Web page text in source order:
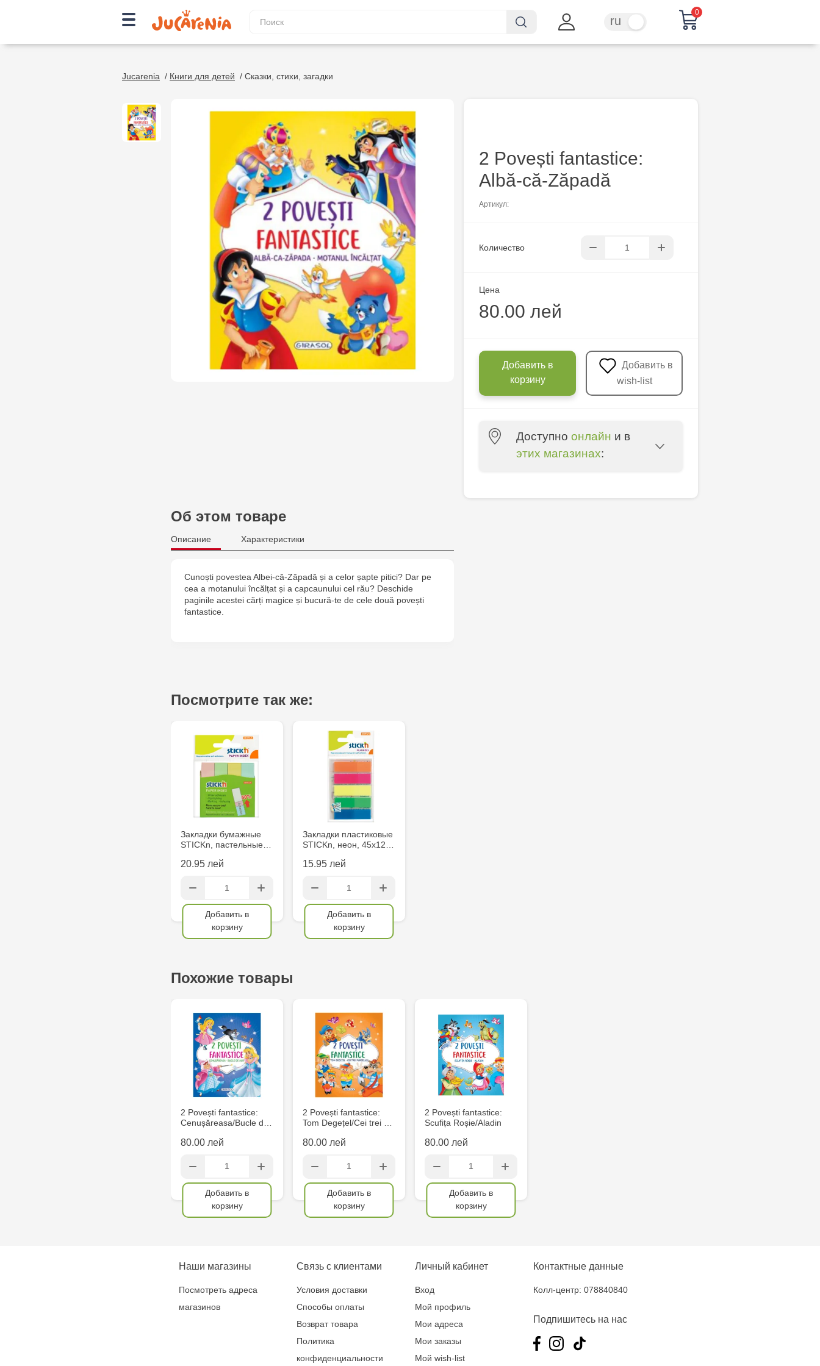
ru
0
Jucarenia / Книги для детей / Сказки, стихи, загадки
2 Povești fantastice:
Albă-că-Zăpadă
Артикул:
Количество
Цена
80.00 лей
Добавить в
корзину
wish-list
Доступно онлайн и в
этих магазинах:
Socoleni, 7
Об этом товаре
Описание Характеристики
Cunoști povestea Albei-că-Zăpadă și a celor șapte pitici? Dar pe
cea a motanului încălțat și a capcaunului cel rău? Deschide
paginile acestei cărți magice și bucură-te de cele două povești
fantastice.
Посмотрите так же:
Закладки бумажные
STICKn, пастельные…
20.95 лей
Добавить в
корзину
Закладки пластиковые
STICKn, неон, 45х12…
15.95 лей
Добавить в
корзину
Похожие товары
2 Povești fantastice:
Cenușăreasa/Bucle d…
80.00 лей
Добавить в
корзину
2 Povești fantastice:
Tom Degețel/Cei trei …
80.00 лей
Добавить в
корзину
2 Povești fantastice:
Scufița Roșie/Aladin
80.00 лей
Добавить в
корзину
Наши магазины
Посмотреть адреса
магазинов
Связь с клиентами
Условия доставки
Способы оплаты
Возврат товара
Политика
конфиденциальности
Личный кабинет
Вход
Мой профиль
Мои адреса
Мои заказы
Мой wish-list
Контактные данные
Колл-центр: 078840840
Подпишитесь на нас